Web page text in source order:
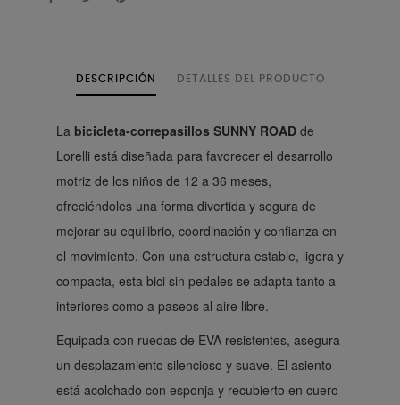
DESCRIPCIÓN DETALLES DEL PRODUCTO
La bicicleta-correpasillos SUNNY ROAD de
Lorelli está diseñada para favorecer el desarrollo
motriz de los niños de 12 a 36 meses,
ofreciéndoles una forma divertida y segura de
mejorar su equilibrio, coordinación y confianza en
el movimiento. Con una estructura estable, ligera y
compacta, esta bici sin pedales se adapta tanto a
interiores como a paseos al aire libre.
Equipada con ruedas de EVA resistentes, asegura
un desplazamiento silencioso y suave. El asiento
está acolchado con esponja y recubierto en cuero